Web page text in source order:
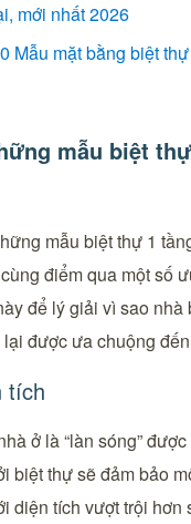
mới nhất 2026
Mẫu mặt bằng biệt
mẫu biệt
mẫu biệt thự 1
điểm qua một số
để lý giải vì sao nhà
được ưa chuộng
tích
ở là “làn sóng”
biệt thự sẽ đảm bảo
diện tích vượt trội hơn